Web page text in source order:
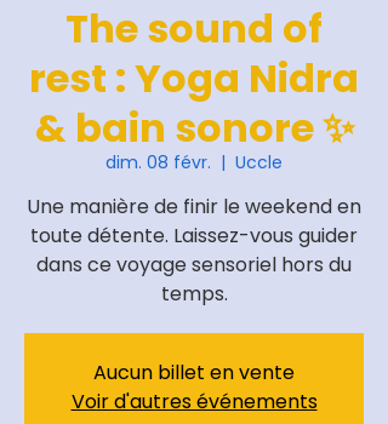
The sound of
rest : Yoga Nidra
& bain sonore ✨
dim. 08 févr.
  |
Uccle
Une manière de finir le weekend en
toute détente. Laissez-vous guider
dans ce voyage sensoriel hors du
temps.
Aucun billet en vente
Voir d'autres événements